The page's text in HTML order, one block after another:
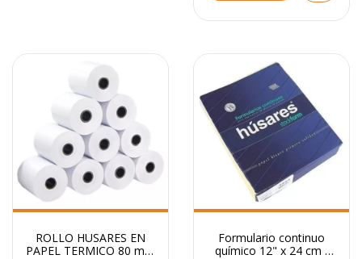
ROLLO HUSARES EN
PAPEL TERMICO 80 mm
Formulario continuo
químico 12" x 24 cm -